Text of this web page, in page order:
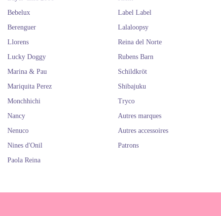
Bebelux
Berenguer
Label Label
Lalaloopsy
Llorens
Lucky Doggy
Marina & Pau
Mariquita Perez
Monchhichi
Nancy
Nenuco
Nines d'Onil
Paola Reina
Reina del Norte
Rubens Barn
Schildkröt
Shibajuku
Tryco
Autres marques
Autres accessoires
Patrons